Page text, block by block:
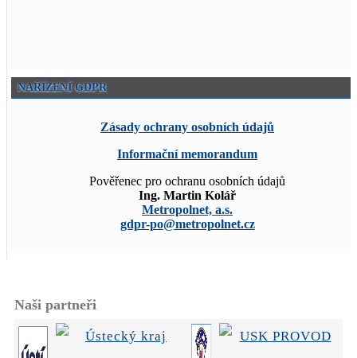
NAŘÍZENÍ GDPR
Zásady ochrany osobních údajů
Informační memorandum
Pověřenec pro ochranu osobních údajů
Ing. Martin Kolář
Metropolnet, a.s.
gdpr-po@metropolnet.cz
Naši partneři